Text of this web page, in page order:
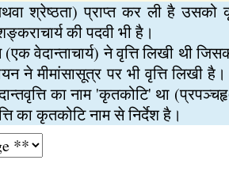
श्रेष्ठता) प्राप्त कर ली है
की पदवी भी है।
वेदान्ताचार्य) ने वृत्ति लिखी थी
ने मीमांसासूत्र पर भी वृत्ति लिखी
का नाम 'कृतकोटि' था
का कृतकोटि नाम से निर्देश है।